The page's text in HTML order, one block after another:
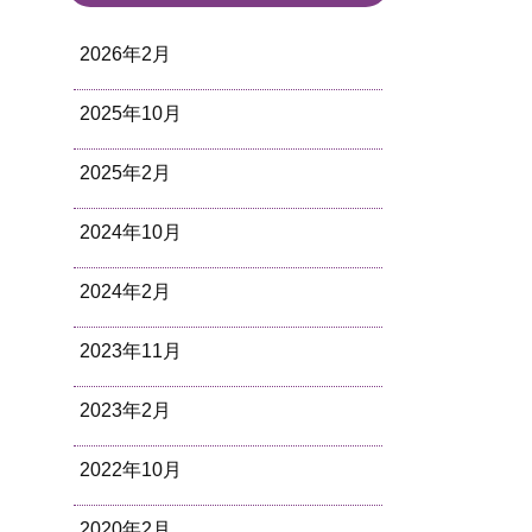
2026年2月
2025年10月
2025年2月
2024年10月
2024年2月
2023年11月
2023年2月
2022年10月